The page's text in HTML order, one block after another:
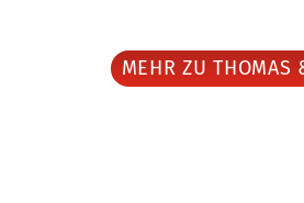
MEHR ZU THOMAS